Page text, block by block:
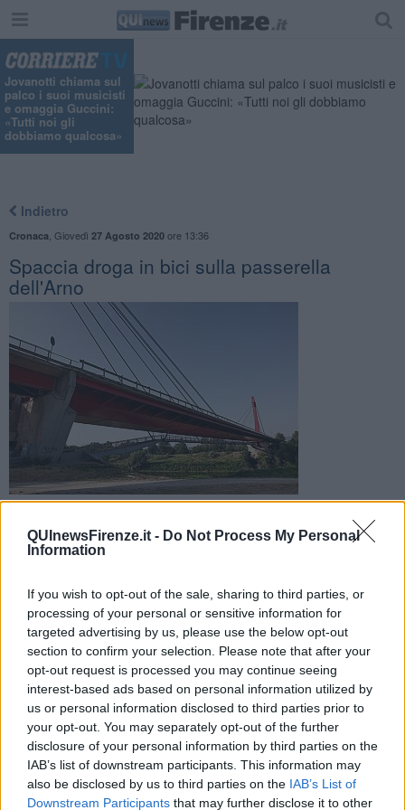
QUInewsFirenze.it - Do Not Process My Personal
Information
If you wish to opt-out of the sale, sharing to third parties, or
processing of your personal or sensitive information for
targeted advertising by us, please use the below opt-out
section to confirm your selection. Please note that after your
opt-out request is processed you may continue seeing
interest-based ads based on personal information utilized by
us or personal information disclosed to third parties prior to
your opt-out. You may separately opt-out of the further
disclosure of your personal information by third parties on the
IAB’s list of downstream participants. This information may
also be disclosed by us to third parties on the IAB’s List of
Downstream Participants that may further disclose it to other
Jovanotti chiama sul
palco i suoi musicisti
e omaggia Guccini:
«Tutti noi gli
dobbiamo qualcosa»
Indietro
Cronaca Giovedì 27 Agosto 2020ore 13:36
Spaccia droga in bici sulla passerella
dell'Arno
sostanza stupefacente lungo la sponda dell'Arno sul versante
del parco delle Cascine
FIRENZE —
Durante i servizi di contrasto allo spaccio nel parco
delle Cascine, i poliziotti hanno notato sulla passerella del Ponte
all’Indiano un marocchino di 35 anni in bicicletta, già noto per reati
di spaccio.
Lo straniero si è diretto verso una strada sterrata dove ad
attenderlo c’era un uomo alla guida di un furgone al quale ha
consegnato un involucro in cambio di contanti. I due sono stati
fermati e controllati dagli agenti che hanno trovato nei bermuda del